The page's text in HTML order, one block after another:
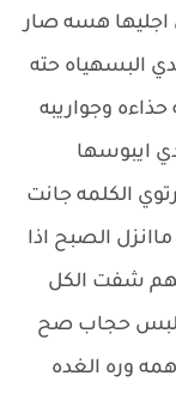
هسه صار
البسهياه حته
وجواريبه
ايبوسها
الكلمه جانت
الصبح اذا
شفت الكل
البس حجاب صح
وره الغده